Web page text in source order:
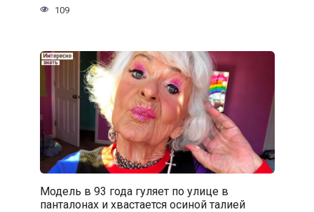
109
Модель в 93 года гуляет по улице в
панталонах и хвастается осиной талией